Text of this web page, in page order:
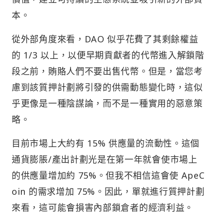
本。
從外部角度來看，DAO 似乎花費了其剩餘權益
的 1/3 以上，以便早期貢獻者的代幣進入解鎖階
段之前，賄賂人們不要出售代幣。但是，當您考
慮到該質押計劃將引發的供需動態變化時，這似
乎更像是一種陰謀論，而不是一種實用的惡意策
略。
目前市場上大約有 15% 供應量的流動性。這個
通貨膨脹/產出計劃光是在第一年就會使市場上
的供應量增加約 75%。但我不相信這會使 ApeC
oin 的需求增加 75%。因此，單就進行質押計劃
來看，這可能會損害內部鎖倉者的經濟利益。